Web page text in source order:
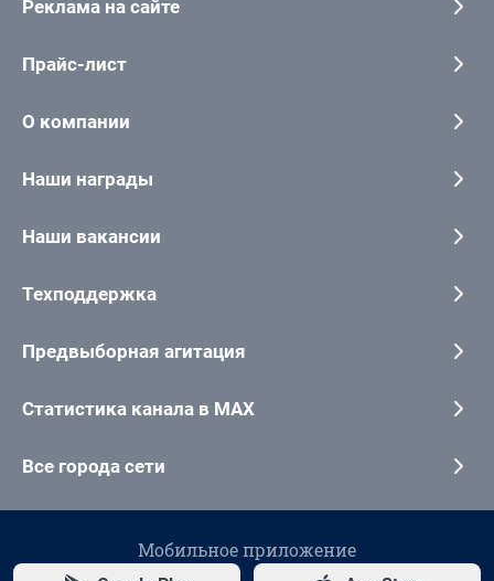
Реклама на сайте
Прайс-лист
О компании
Наши награды
Наши вакансии
Техподдержка
Предвыборная агитация
Статистика канала в MAX
Все города сети
Мобильное приложение